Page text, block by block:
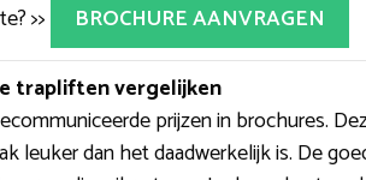
>>
BROCHURE AANVRAGEN
trapliften vergelijken
prijzen in brochures.
leuker dan het daadwerkelijk is. De